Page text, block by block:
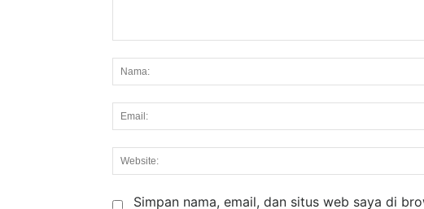
Simpan nama, email, dan situs web saya di